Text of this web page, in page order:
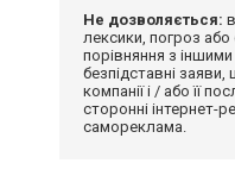
Не дозволяється:
лексики, погроз
порівняння з
безпідставні
компанії і / або її
сторонні інтернет-
самореклама.